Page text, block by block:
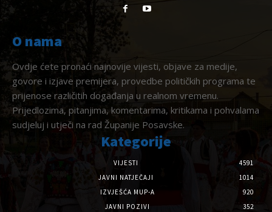
O nama
Ovdje ćete pronaći najnovije vijesti, objave za medije,
govore i izjave premijera, provedbe političkih programa te
prijenose različitih događanja u realnom vremenu.
Prijedlozima, pitanjima, komentarima, kritikama i pohvalama
sudjeluj i utječi na rad Županije Posavske.
Kategorije
VIJESTI
4591
JAVNI NATJEČAJI
1014
IZVJEŠĆA MUP-A
920
JAVNI POZIVI
352